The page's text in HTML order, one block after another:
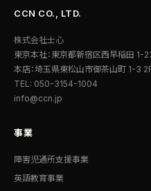
CCN CO., LTD.
株式会社士心
東京本社：東京都新宿区西早稲田 1-
本店：埼玉県東松山市御茶山町 1-3
TEL: 050-3154-1004
info@ccn.jp
事業
障害児通所支援事業
英語教育事業